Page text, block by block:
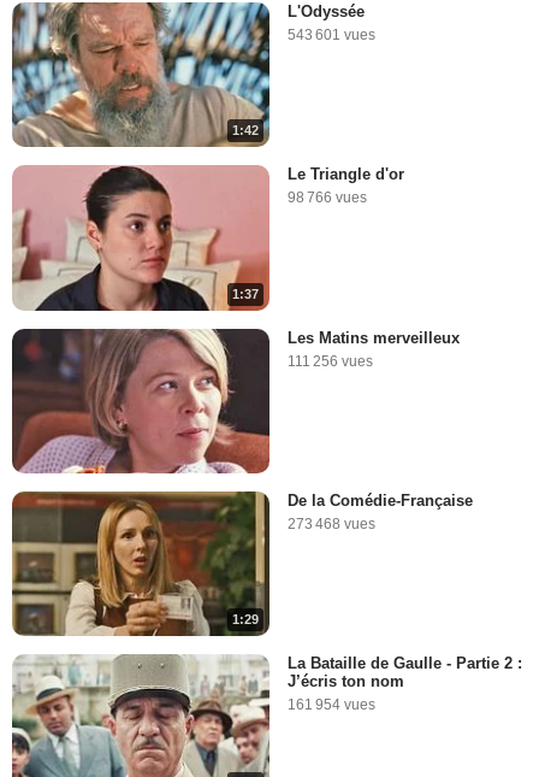
1:42
L'Odyssée
543 601 vues
1:37
Le Triangle d'or
98 766 vues
Les Matins merveilleux
111 256 vues
1:29
De la Comédie-Française
273 468 vues
La Bataille de Gaulle - Partie 2 :
J’écris ton nom
161 954 vues